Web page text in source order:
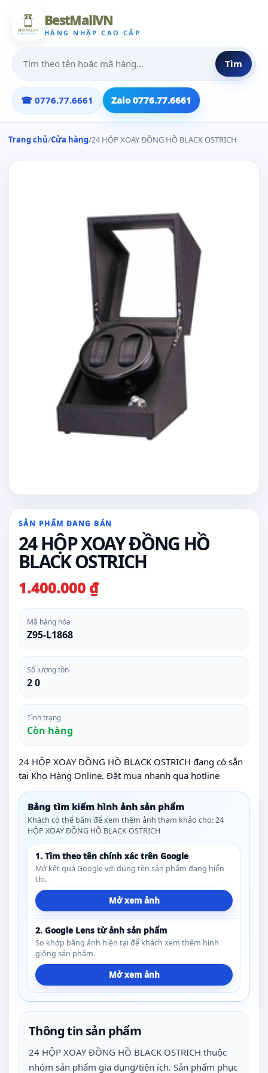
BestMallVN
HÀNG NHẬP CAO CẤP
Tìm
☎ 0776.77.6661 Zalo 0776.77.6661
Trang chủ/Cửa hàng/24 HỘP XOAY ĐỒNG HỒ BLACK OSTRICH
SẢN PHẨM ĐANG BÁN
24 HỘP XOAY ĐỒNG HỒ
BLACK OSTRICH
1.400.000 ₫
Mã hàng hóa
Z95-L1868
Số lượng tồn
2 0
Tình trạng
Còn hàng
24 HỘP XOAY ĐỒNG HỒ BLACK OSTRICH đang có sẵn
tại Kho Hàng Online. Đặt mua nhanh qua hotline
Bảng tìm kiếm hình ảnh sản phẩm
Khách có thể bấm để xem thêm ảnh tham khảo cho: 24
HỘP XOAY ĐỒNG HỒ BLACK OSTRICH
1. Tìm theo tên chính xác trên Google
Mở kết quả Google với đúng tên sản phẩm đang hiển
thị.
Mở xem ảnh
2. Google Lens từ ảnh sản phẩm
So khớp bằng ảnh hiện tại để khách xem thêm hình
giống sản phẩm.
Mở xem ảnh
Thông tin sản phẩm
24 HỘP XOAY ĐỒNG HỒ BLACK OSTRICH thuộc
nhóm sản phẩm gia dụng/tiện ích. Sản phẩm phục